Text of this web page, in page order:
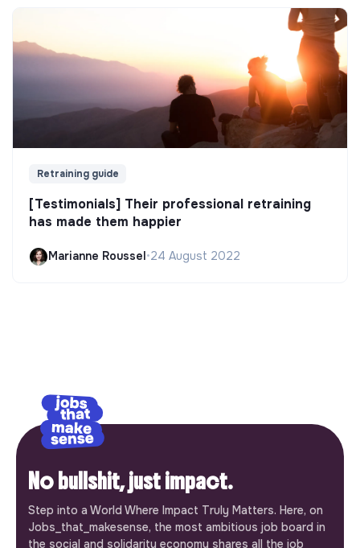
Retraining guide
[Testimonials] Their professional retraining
has made them happier
Marianne Roussel •24 August 2022
No bullshit, just impact.
Step into a World Where Impact Truly Matters. Here, on
Jobs_that_makesense, the most ambitious job board in
the social and solidarity economy shares all the job